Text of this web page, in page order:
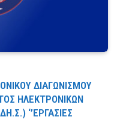
ΔΙΑΓΩΝΙΣΜΟΥ
ΗΛΕΚΤΡΟΝΙΚΩΝ
‘’ΕΡΓΑΣΙΕΣ